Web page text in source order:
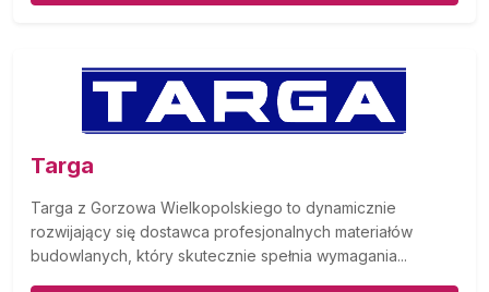
Targa
Targa z Gorzowa Wielkopolskiego to dynamicznie
rozwijający się dostawca profesjonalnych materiałów
budowlanych, który skutecznie spełnia wymagania...